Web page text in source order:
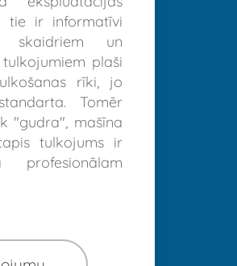
tie ir informatīvi
un
plaši
rīki, jo
Tomēr
"gudra", mašīna
tulkojums ir
profesionālam